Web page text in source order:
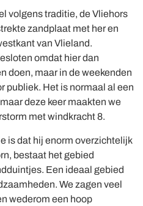
volgens traditie, de Vliehors
zandplaat met her en
van Vlieland.
omdat hier dan
doen, maar in de weekenden
publiek. Het is normaal al een
deze keer maakten we
met windkracht 8.
is dat hij enorm overzichtelijk
bestaat het gebied
Een ideaal gebied
We zagen veel
wederom een hoop